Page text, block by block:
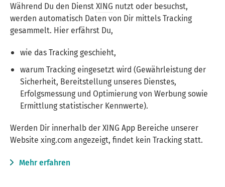
Während Du den DienstXING nutzt oder besuchst,
werden automatisch Daten von Dir mittels Tracking
gesammelt. Hier erfährst Du,
wie das Tracking geschieht,
warum Tracking eingesetzt wird (Gewährleistung der
Sicherheit, Bereitstellung unseres Dienstes,
Erfolgsmessung und Optimierung von Werbung sowie
Ermittlung statistischer Kennwerte).
Werden Dir innerhalb der XING App Bereiche unserer
Website xing.com angezeigt, findet kein Tracking statt.
Mehr erfahren